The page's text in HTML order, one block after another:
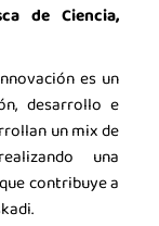
de Ciencia,
es un
desarrollo e
un mix de
una
contribuye a